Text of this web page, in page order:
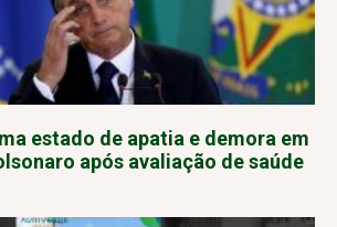
estado de apatia e demora em
após avaliação de saúde